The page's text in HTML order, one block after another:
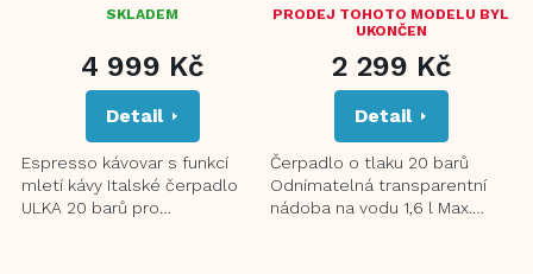
SKLADEM
4 999 Kč
Detail
Espresso kávovar s funkcí
mletí kávy Italské čerpadlo
ULKA 20 barů pro
PRODEJ TOHOTO MODELU BYL
UKONČEN
2 299 Kč
Detail
Čerpadlo o tlaku 20 barů
Odnímatelná transparentní
nádoba na vodu 1,6 l Max.